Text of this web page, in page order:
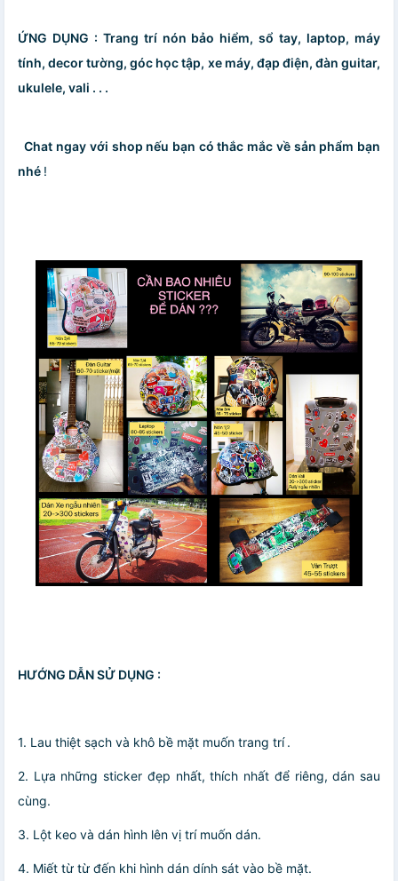
ỨNG DỤNG : Trang trí nón bảo hiểm, sổ tay, laptop, máy
tính, decor tường, góc học tập, xe máy, đạp điện, đàn guitar,
ukulele, vali . . .
Chat ngay với shop nếu bạn có thắc mắc về sản phẩm bạn
nhé !
HƯỚNG DẪN SỬ DỤNG :
1. Lau thiệt sạch và khô bề mặt muốn trang trí .
2. Lựa những sticker đẹp nhất, thích nhất để riêng, dán sau
cùng.
3. Lột keo và dán hình lên vị trí muốn dán.
4. Miết từ từ đến khi hình dán dính sát vào bề mặt.